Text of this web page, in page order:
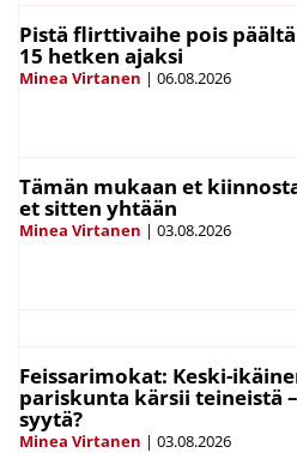
Pistä flirttivaihe pois
15 hetken ajaksi
Minea Virtanen | 06.08.2026
Tämän mukaan et
et sitten yhtään
Minea Virtanen | 03.08.2026
Feissarimokat: Keski-
pariskunta kärsii teineistä
syytä?
Minea Virtanen | 03.08.2026